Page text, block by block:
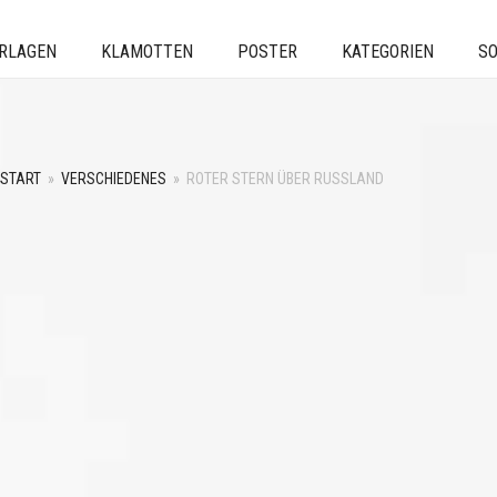
KLAMOTTEN POSTER KATEGORIEN
START » VERSCHIEDENES » ROTER STERN ÜBER RUSSLAND